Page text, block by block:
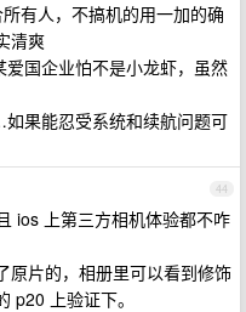
有人，不搞机的用一加的确
清爽
爱国企业怕不是小龙虾，虽然
果能忍受系统和续航问题可
44
ios 上第三方相机体验都不咋
原片的，相册里可以看到修饰
p20 上验证下。